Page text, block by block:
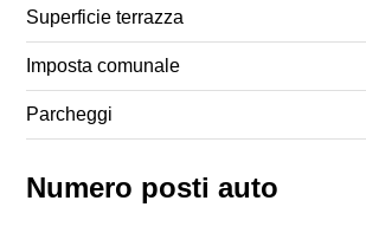
Superficie terrazza
Imposta comunale
Parcheggi
Numero posti auto